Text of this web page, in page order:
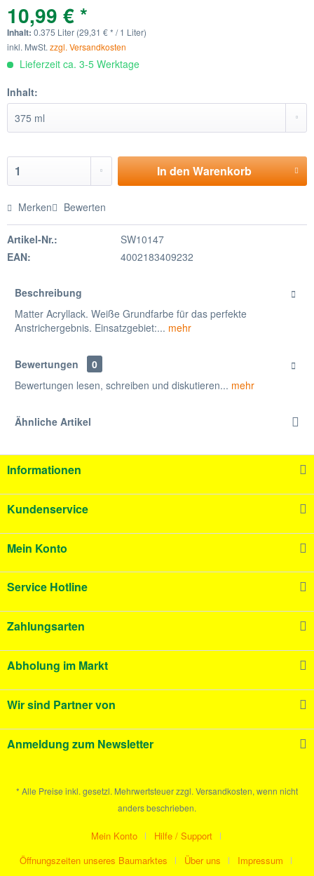
10,99 € *
Inhalt: 0.375 Liter (29,31 € * / 1 Liter)
inkl. MwSt. zzgl. Versandkosten
Lieferzeit ca. 3-5 Werktage
Inhalt:
In denWarenkorb
Merken Bewerten
Artikel-Nr.:
SW10147
EAN:
4002183409232
Beschreibung
Matter Acryllack. Weiße Grundfarbe für das perfekte
Anstrichergebnis. Einsatzgebiet:... mehr
Bewertungen
0
Bewertungen lesen, schreiben und diskutieren... mehr
Ähnliche Artikel
Informationen
Kundenservice
Mein Konto
Service Hotline
Zahlungsarten
Abholung im Markt
Wir sind Partner von
Anmeldung zum Newsletter
* Alle Preise inkl. gesetzl. Mehrwertsteuer zzgl. Versandkosten, wenn nicht
anders beschrieben.
Mein Konto
Hilfe / Support
Öffnungszeiten unseres Baumarktes
Über uns Impressum